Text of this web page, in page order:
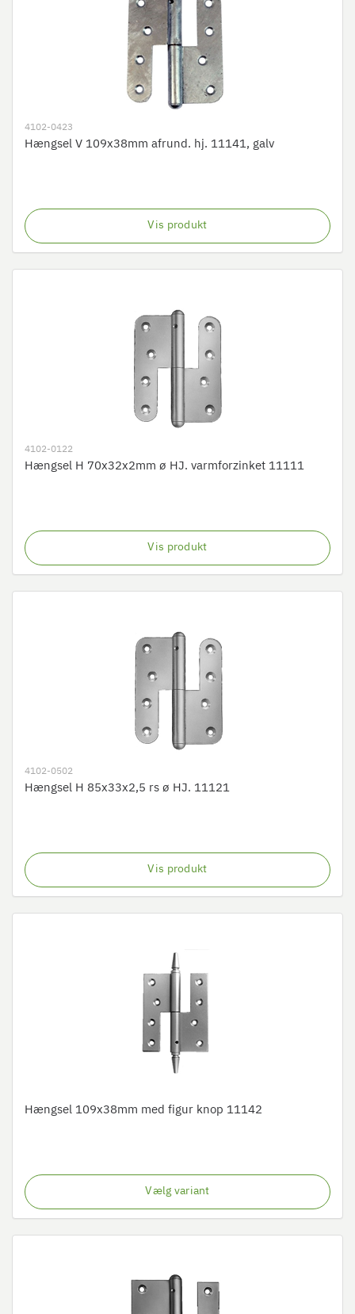
4102-0423
Hængsel V 109x38mm afrund. hj. 11141, galv
Vis produkt
4102-0122
Hængsel H 70x32x2mm ø HJ. varmforzinket 11111
Vis produkt
4102-0502
Hængsel H 85x33x2,5 rs ø HJ. 11121
Vis produkt
Hængsel 109x38mm med figur knop 11142
Vælg variant